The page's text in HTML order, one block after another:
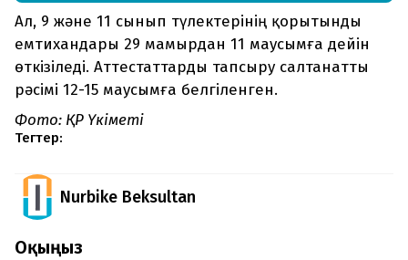
Ал, 9 және 11 сынып түлектерінің қорытынды
емтихандары 29 мамырдан 11 маусымға дейін
өткізіледі. Аттестаттарды тапсыру салтанатты
рәсімі 12-15 маусымға белгіленген.
Фото: ҚР Үкіметі
Тегтер:
Nurbike Beksultan
Оқыңыз